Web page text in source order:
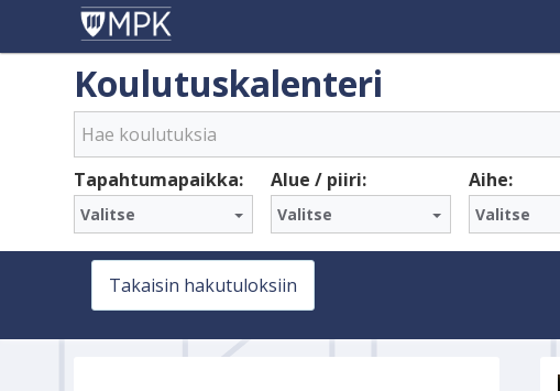
Koulutuskalenteri
Tapahtumapaikka:
Valitse
Alue / piiri:
Valitse
Aihe:
Valitse
Takaisin hakutuloksiin